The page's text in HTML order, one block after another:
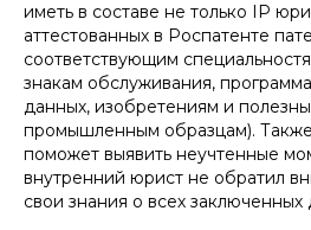
иметь в составе не только IP
аттестованных в Роспатенте
соответствующим
знакам обслуживания,
данных, изобретениям и
промышленным образцам).
поможет выявить неучтенные
внутренний юрист не обратил
свои знания о всех заключенных